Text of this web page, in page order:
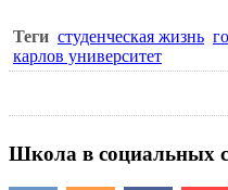
Теги студенческая жизнь
карлов университет
Школа в социальных